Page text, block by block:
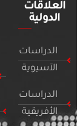
العلاقات
الدولية
الدراسات
الآسيوية
الدراسات
الأفريقية